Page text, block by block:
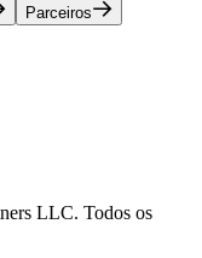
Parceiros​​
LLC. Todos os